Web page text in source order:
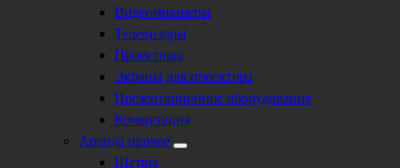
Видеомикшеры
Телевизоры
Проекторы
Экраны для проектора
Презентационное оборудование
Коммутация
Аренда прочее
Шатры